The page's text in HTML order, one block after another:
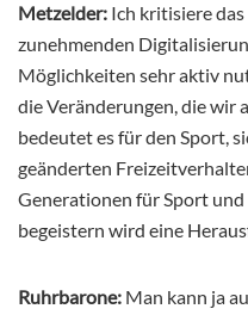
Metzelder: Ich kritisiere
zunehmenden
Möglichkeiten sehr aktiv
die Veränderungen, die wir
bedeutet es für den Sport,
geänderten
Generationen für Sport
begeistern wird eine
Ruhrbarone: Man kann ja